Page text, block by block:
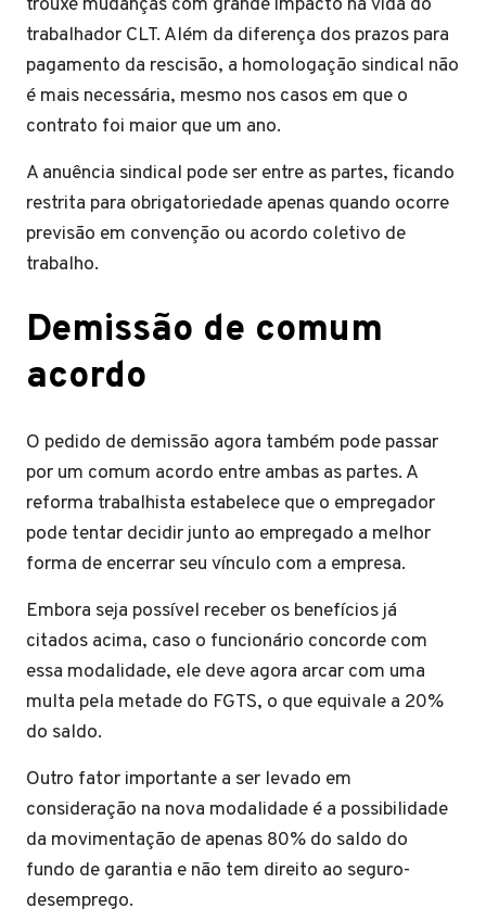
trabalhador CLT. Além da diferença dos prazos para
pagamento da rescisão, a homologação sindical não
é mais necessária, mesmo nos casos em que o
contrato foi maior que um ano.
A anuência sindical pode ser entre as partes, ficando
restrita para obrigatoriedade apenas quando ocorre
previsão em convenção ou acordo coletivo de
trabalho.
Demissão de comum
acordo
O pedido de demissão agora também pode passar
por um comum acordo entre ambas as partes. A
reforma trabalhista estabelece que o empregador
pode tentar decidir junto ao empregado a melhor
forma de encerrar seu vínculo com a empresa.
Embora seja possível receber os benefícios já
citados acima, caso o funcionário concorde com
essa modalidade, ele deve agora arcar com uma
multa pela metade do FGTS, o que equivale a 20%
do saldo.
Outro fator importante a ser levado em
consideração na nova modalidade é a possibilidade
da movimentação de apenas 80% do saldo do
fundo de garantia e não tem direito ao seguro-
desemprego.